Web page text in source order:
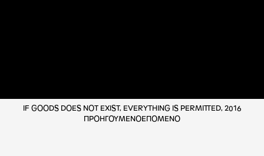
IF GOODS DOES NOT EXIST, EVERYTHING IS PERMITTED, 2016
ΠΡΟΗΓΟΥΜΕΝΟΕΠΟΜΕΝΟ